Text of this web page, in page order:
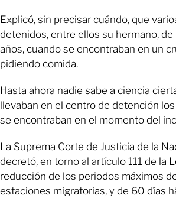
Explicó, sin precisar cuándo, que
detenidos, entre ellos su hermano, de
años, cuando se encontraban en un
pidiendo comida.
Hasta ahora nadie sabe a ciencia
llevaban en el centro de detención
se encontraban en el momento del
La Suprema Corte de Justicia de la
decretó, en torno al artículo 111 de la
reducción de los periodos máximos
estaciones migratorias, y de 60 días